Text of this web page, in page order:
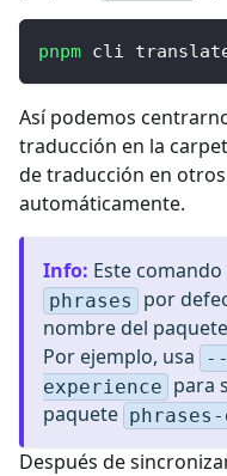
pnpm cli translate
Así podemos
traducción en la
de traducción en
automáticamente.
Info: Este
phrases
por
nombre del
Por ejemplo, usa
experience para
paquete
Después de